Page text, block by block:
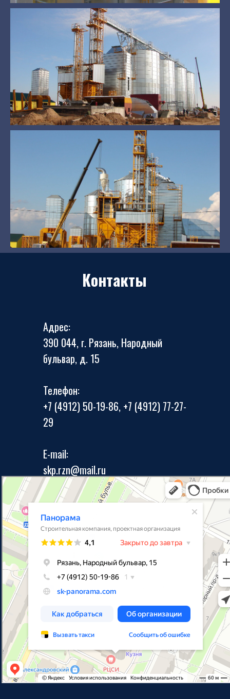
Контакты
Адрес:
390 044, г. Рязань, Народный
бульвар, д. 15
Телефон:
+7 (4912) 50-19-86, +7 (4912) 77-27-
29
E-mail:
skp.rzn@mail.ru
Панорама
Строительная компания в Рязани
Проектная организация в Рязани